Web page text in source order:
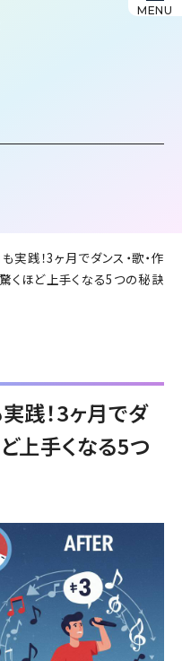
MENU
実践！3ヶ月でダンス・歌・作
くほど上手くなる5つの秘訣
践！3ヶ月でダ
上手くなる5つ